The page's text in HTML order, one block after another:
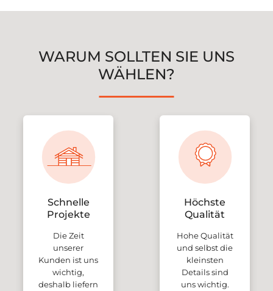
WARUM SOLLTEN SIE UNS
WÄHLEN?
Schnelle
Projekte
Die Zeit
unserer
Kunden ist uns
wichtig,
deshalb liefern
Höchste
Qualität
Hohe Qualität
und selbst die
kleinsten
Details sind
uns wichtig.